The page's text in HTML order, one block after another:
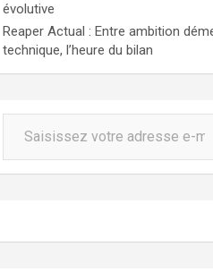
évolutive
Reaper Actual : Entre ambition
technique, l’heure du bilan
Saisissez votre adresse e-mail…